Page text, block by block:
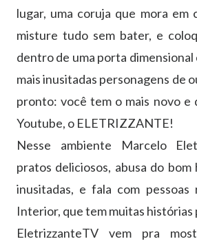
lugar, uma coruja que mora em
misture tudo sem bater, e
dentro de uma porta dimensional
mais inusitadas personagens de
pronto: você tem o mais novo e
Youtube, o ELETRIZZANTE!
Nesse ambiente Marcelo
pratos deliciosos, abusa do bom
inusitadas, e fala com pessoas
Interior, que tem muitas histórias
EletrizzanteTV vem pra